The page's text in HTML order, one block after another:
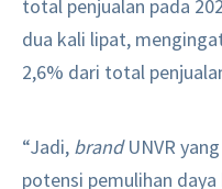
total penjualan pada
dua kali lipat,
2,6% dari total
“Jadi, brandUNVR
potensi pemulihan